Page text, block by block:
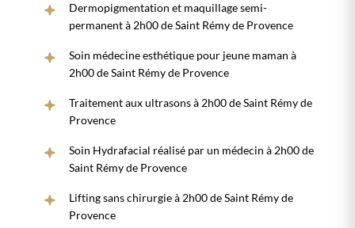
Dermopigmentation et maquillage semi-
permanent à 2h00 de Saint Rémy de Provence
Soin médecine esthétique pour jeune maman à
2h00 de Saint Rémy de Provence
Traitement aux ultrasons à 2h00 de Saint Rémy de
Provence
Soin Hydrafacial réalisé par un médecin à 2h00 de
Saint Rémy de Provence
Lifting sans chirurgie à 2h00 de Saint Rémy de
Provence